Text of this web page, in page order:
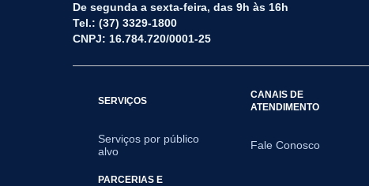
De segunda a sexta-feira, das 9h às 16h
Tel.: (37) 3329-1800
CNPJ: 16.784.720/0001-25
SERVIÇOS
Serviços por público
alvo
CANAIS DE
ATENDIMENTO
Fale Conosco
PARCERIAS E